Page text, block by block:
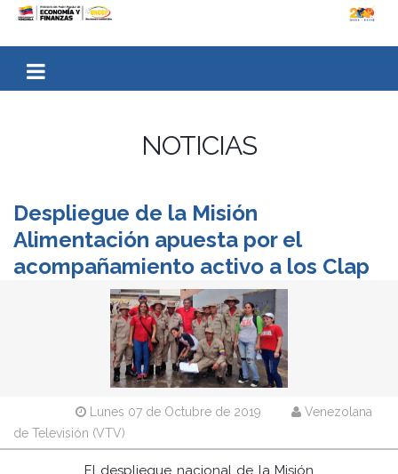
NOTICIAS
Despliegue de la Misión
Alimentación apuesta por el
acompañamiento activo a los Clap
Lunes 07 de Octubre de 2019
Venezolana
de Televisión (VTV)
El despliegue nacional de la Misión